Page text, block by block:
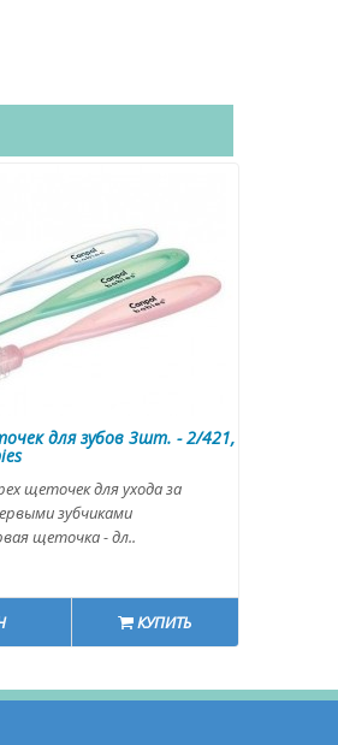
для зубов 3шт. - 2/421,
щеточек для ухода за
зубчиками
щеточка - дл..
КУПИТЬ